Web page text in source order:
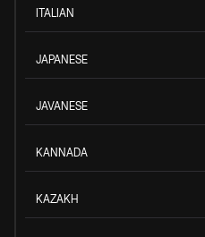
ITALIAN
JAPANESE
JAVANESE
KANNADA
KAZAKH